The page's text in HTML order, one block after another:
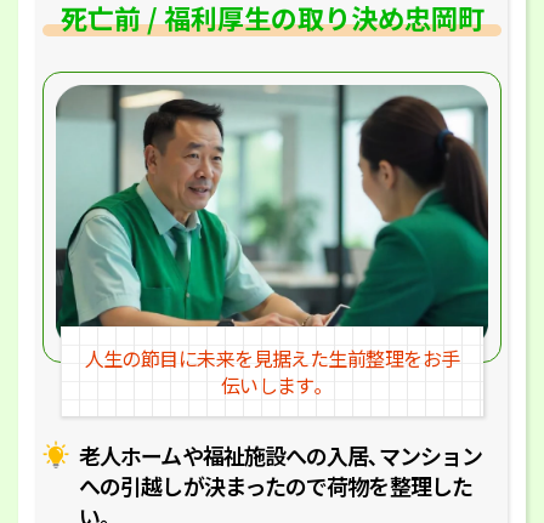
死亡前 / 福利厚生の取り決め忠岡町
老人ホームや福祉施設への入居､マンション
への引越しが決まったので荷物を整理した
い｡
人生の節目に未来を見据えた生前整理をお手
伝いします｡